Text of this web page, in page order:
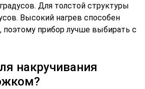
Для толстой структуры
Высокий нагрев способен
поэтому прибор лучше выбирать с
накручивания